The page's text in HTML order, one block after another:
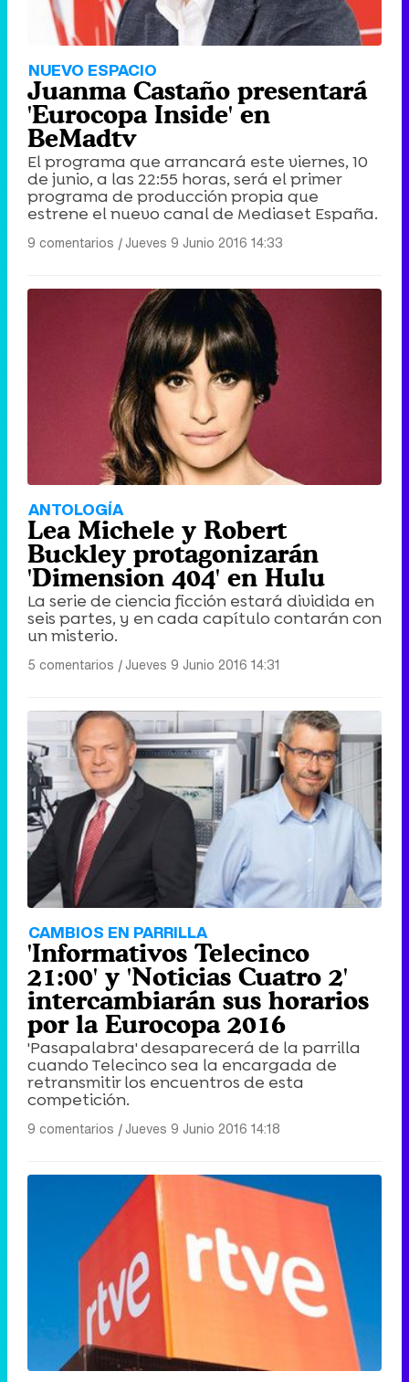
NUEVO ESPACIO
Juanma Castaño presentará
'Eurocopa Inside' en
BeMadtv
El programa que arrancará este viernes, 10
de junio, a las 22:55 horas, será el primer
programa de producción propia que
estrene el nuevo canal de Mediaset España.
9 comentarios |Jueves 9 Junio 2016 14:33
ANTOLOGÍA
Lea Michele y Robert
Buckley protagonizarán
'Dimension 404' en Hulu
La serie de ciencia ficción estará dividida en
seis partes, y en cada capítulo contarán con
un misterio.
5 comentarios |Jueves 9 Junio 2016 14:31
CAMBIOS EN PARRILLA
'Informativos Telecinco
21:00' y 'Noticias Cuatro 2'
intercambiarán sus horarios
por la Eurocopa 2016
'Pasapalabra' desaparecerá de la parrilla
cuando Telecinco sea la encargada de
retransmitir los encuentros de esta
competición.
9 comentarios |Jueves 9 Junio 2016 14:18